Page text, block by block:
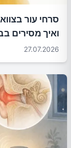
סרחי עור
ואיך מסירים
27.07.2026